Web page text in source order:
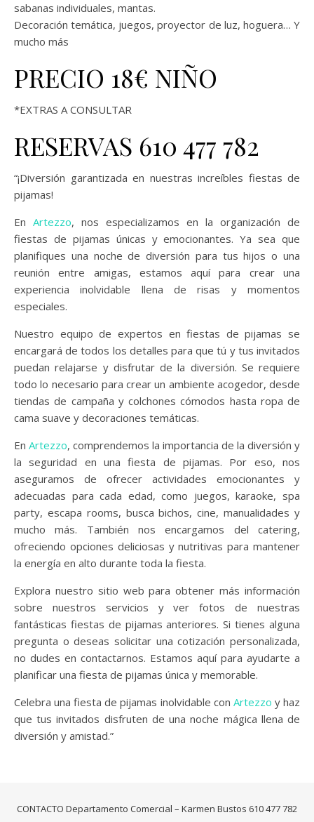
sabanas individuales, mantas.
Decoración temática, juegos, proyector de luz, hoguera… Y
mucho más
PRECIO 18€ NIÑO
*EXTRAS A CONSULTAR
RESERVAS 610 477 782
“¡Diversión garantizada en nuestras increíbles fiestas de
pijamas!
En Artezzo, nos especializamos en la organización de
fiestas de pijamas únicas y emocionantes. Ya sea que
planifiques una noche de diversión para tus hijos o una
reunión entre amigas, estamos aquí para crear una
experiencia inolvidable llena de risas y momentos
especiales.
Nuestro equipo de expertos en fiestas de pijamas se
encargará de todos los detalles para que tú y tus invitados
puedan relajarse y disfrutar de la diversión. Se requiere
todo lo necesario para crear un ambiente acogedor, desde
tiendas de campaña y colchones cómodos hasta ropa de
cama suave y decoraciones temáticas.
En Artezzo, comprendemos la importancia de la diversión y
la seguridad en una fiesta de pijamas. Por eso, nos
aseguramos de ofrecer actividades emocionantes y
adecuadas para cada edad, como juegos, karaoke, spa
party, escapa rooms, busca bichos, cine, manualidades y
mucho más. También nos encargamos del catering,
ofreciendo opciones deliciosas y nutritivas para mantener
la energía en alto durante toda la fiesta.
Explora nuestro sitio web para obtener más información
sobre nuestros servicios y ver fotos de nuestras
fantásticas fiestas de pijamas anteriores. Si tienes alguna
pregunta o deseas solicitar una cotización personalizada,
no dudes en contactarnos. Estamos aquí para ayudarte a
planificar una fiesta de pijamas única y memorable.
Celebra una fiesta de pijamas inolvidable con Artezzo y haz
que tus invitados disfruten de una noche mágica llena de
diversión y amistad.”
CONTACTO Departamento Comercial – Karmen Bustos 610 477 782